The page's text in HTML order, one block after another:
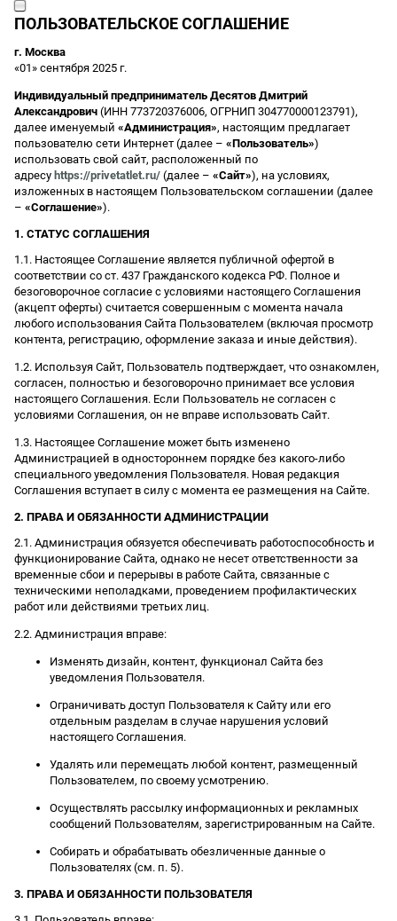
ПОЛЬЗОВАТЕЛЬСКОЕ СОГЛАШЕНИЕ
г. Москва
«01» сентября 2025 г.
Индивидуальный предприниматель Десятов Дмитрий
Александрович (ИНН 773720376006, ОГРНИП 304770000123791),
далее именуемый «Администрация», настоящим предлагает
пользователю сети Интернет (далее – «Пользователь»)
использовать свой сайт, расположенный по
адресу https://privetatlet.ru/ (далее – «Сайт»), на условиях,
изложенных в настоящем Пользовательском соглашении (далее
– «Соглашение»).
1. СТАТУС СОГЛАШЕНИЯ
1.1. Настоящее Соглашение является публичной офертой в
соответствии со ст. 437 Гражданского кодекса РФ. Полное и
безоговорочное согласие с условиями настоящего Соглашения
(акцепт оферты) считается совершенным с момента начала
любого использования Сайта Пользователем (включая просмотр
контента, регистрацию, оформление заказа и иные действия).
1.2. Используя Сайт, Пользователь подтверждает, что ознакомлен,
согласен, полностью и безоговорочно принимает все условия
настоящего Соглашения. Если Пользователь не согласен с
условиями Соглашения, он не вправе использовать Сайт.
1.3. Настоящее Соглашение может быть изменено
Администрацией в одностороннем порядке без какого-либо
специального уведомления Пользователя. Новая редакция
Соглашения вступает в силу с момента ее размещения на Сайте.
2. ПРАВА И ОБЯЗАННОСТИ АДМИНИСТРАЦИИ
2.1. Администрация обязуется обеспечивать работоспособность и
функционирование Сайта, однако не несет ответственности за
временные сбои и перерывы в работе Сайта, связанные с
техническими неполадками, проведением профилактических
работ или действиями третьих лиц.
2.2. Администрация вправе:
Изменять дизайн, контент, функционал Сайта без
уведомления Пользователя.
Ограничивать доступ Пользователя к Сайту или его
отдельным разделам в случае нарушения условий
настоящего Соглашения.
Удалять или перемещать любой контент, размещенный
Пользователем, по своему усмотрению.
Осуществлять рассылку информационных и рекламных
сообщений Пользователям, зарегистрированным на Сайте.
Собирать и обрабатывать обезличенные данные о
Пользователях (см. п. 5).
3. ПРАВА И ОБЯЗАННОСТИ ПОЛЬЗОВАТЕЛЯ